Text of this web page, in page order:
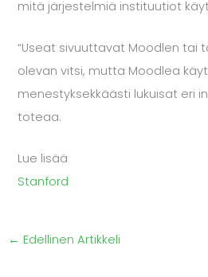
mitä järjestelmiä instituutiot
“Useat sivuuttavat Moodlen tai
olevan vitsi, mutta Moodlea
menestyksekkäästi lukuisat eri
toteaa.
Lue lisää
Stanford
← Edellinen Artikkeli